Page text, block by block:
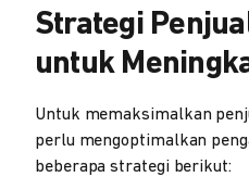
Strategi
untuk
Untuk memaksimalkan
perlu mengoptimalkan
beberapa strategi berikut: